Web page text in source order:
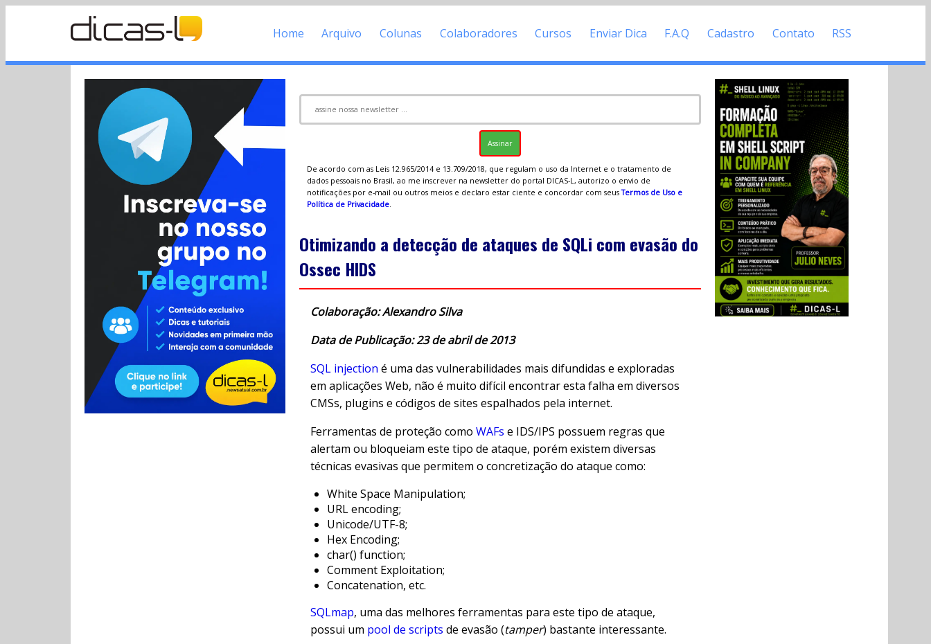
Home Arquivo Colunas Colaboradores Cursos Enviar Dica F.A.Q Cadastro Contato RSS
De acordo com as Leis 12.965/2014 e 13.709/2018, que regulam o uso da Internet e o tratamento de
dados pessoais no Brasil, ao me inscrever na newsletter do portal DICAS-L, autorizo o envio de
notificações por e-mail ou outros meios e declaro estar ciente e concordar com seusTermos de Uso e
Política de Privacidade.
Otimizando a detecção de ataques de SQLi com evasão do
Ossec HIDS
Colaboração: Alexandro Silva
Data de Publicação: 23 de abril de 2013
SQL injection é uma das vulnerabilidades mais difundidas e exploradas
em aplicações Web, não é muito difícil encontrar esta falha em diversos
CMSs, plugins e códigos de sites espalhados pela internet.
Ferramentas de proteção como WAFs e IDS/IPS possuem regras que
alertam ou bloqueiam este tipo de ataque, porém existem diversas
técnicas evasivas que permitem o concretização do ataque como:
White Space Manipulation;
URL encoding;
Unicode/UTF-8;
Hex Encoding;
char() function;
Comment Exploitation;
Concatenation, etc.
SQLmap, uma das melhores ferramentas para este tipo de ataque,
possui um pool de scripts de evasão (tamper) bastante interessante.